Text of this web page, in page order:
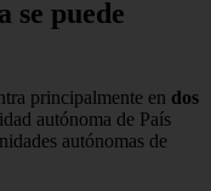
se puede
principalmente en dos
autónoma de País
autónomas de